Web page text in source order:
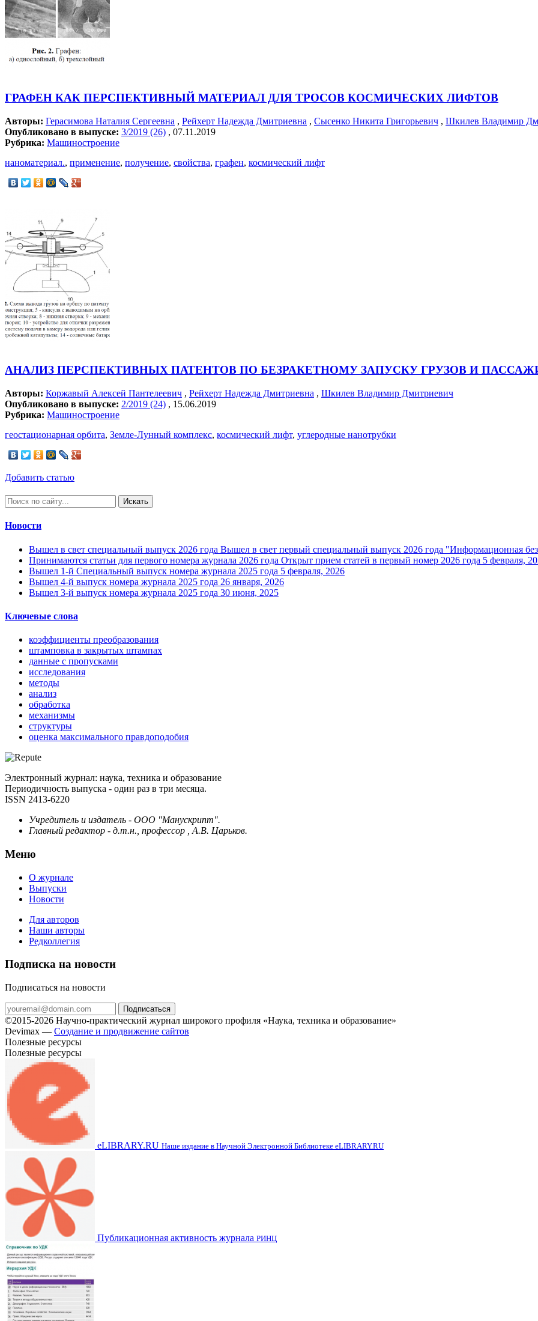
ГРАФЕН КАК ПЕРСПЕКТИВНЫЙ МАТЕРИАЛ ДЛЯ ТРОСОВ КОСМИЧЕСКИХ ЛИФТОВ
Авторы: Герасимова Наталия Сергеевна , Рейхерт Надежда Дмитриевна , Сысенко Никита Григорьевич , Шкилев Владимир
Опубликовано в выпуске: 3/2019 (26) , 07.11.2019
Рубрика: Машиностроение
наноматериал., применение, получение, свойства, графен, космический лифт
АНАЛИЗ ПЕРСПЕКТИВНЫХ ПАТЕНТОВ ПО БЕЗРАКЕТНОМУ ЗАПУСКУ ГРУЗОВ И
Авторы: Коржавый Алексей Пантелеевич , Рейхерт Надежда Дмитриевна , Шкилев Владимир Дмитриевич
Опубликовано в выпуске: 2/2019 (24) , 15.06.2019
Рубрика: Машиностроение
геостационарная орбита, Земле-Лунный комплекс, космический лифт, углеродные нанотрубки
Добавить статью
Искать
Новости
Вышел в свет специальный выпуск 2026 года Вышел в свет первый специальный выпуск 2026 года "Информационная
Принимаются статьи для первого номера журнала 2026 года Открыт прием статей в первый номер 2026 года 5 февраля,
Вышел 1-й Специальный выпуск номера журнала 2025 года 5 февраля, 2026
Вышел 4-й выпуск номера журнала 2025 года 26 января, 2026
Вышел 3-й выпуск номера журнала 2025 года 30 июня, 2025
Ключевые слова
коэффициенты преобразования
штамповка в закрытых штампах
данные с пропусками
исследования
методы
анализ
обработка
механизмы
структуры
оценка максимального правдоподобия
Электронный журнал: наука, техника и образование
Периодичность выпуска - один раз в три месяца.
ISSN 2413-6220
Учредитель и издатель - ООО "Манускрипт".
Главный редактор - д.т.н., профессор , А.В. Царьков.
Меню
О журнале
Выпуски
Новости
Для авторов
Наши авторы
Редколлегия
Подписка на новости
Подписаться на новости
Подписаться
©2015-2026 Научно-практический журнал широкого профиля «Наука, техника и образование»
Devimax — Создание и продвижение сайтов
Полезные ресурсы
Полезные ресурсы
eLIBRARY.RU Наше издание в Научной Электронной Библиотеке eLIBRARY.RU
Публикационная активность журнала РИНЦ